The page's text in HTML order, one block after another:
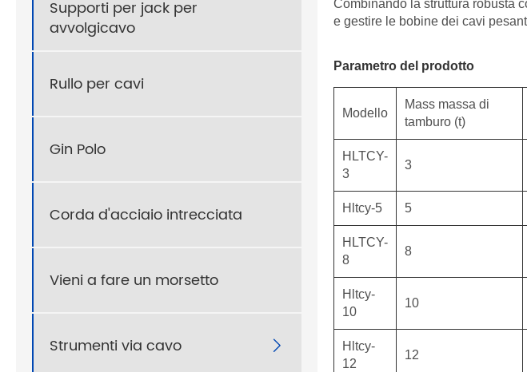
Supporti per jack per
avvolgicavo
Rullo per cavi
Gin Polo
Corda d'acciaio intrecciata
Vieni a fare un morsetto
Strumenti via cavo 
Combinando la struttura robusta
e gestire le bobine dei cavi
Parametro del prodotto
Modello
Mass massa di
tamburo (t)
HLTCY-
3
3
Hltcy-5 5
HLTCY-
8
8
Hltcy-
10
10
Hltcy-
12
12